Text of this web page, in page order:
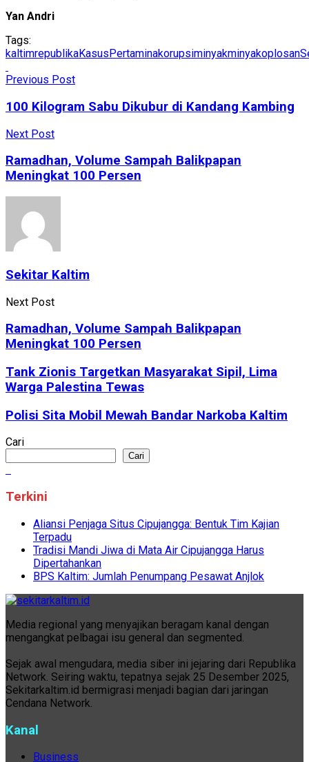
Yan Andri
Tags:
kaltimrepublikaKasusPertaminakorupsiminyakminyakoplosan
Previous Post
100 Kilogram Sabu Dikubur di Kandang Kambing
Next Post
Ramadhan, Volume Sampah Balikpapan
Meningkat 100 Persen
Sekitar Kaltim
Next Post
Ramadhan, Volume Sampah Balikpapan
Meningkat 100 Persen
Tank Zionis Targetkan Masyarakat Sipil, Lima
Warga Palestina Tewas
Polisi Sita Mobil Mewah Bandar Narkoba Kaltim
Cari
Cari
Terkini
Aliansi Penjaga Situs Cipujangga: Bentuk Tim Kajian
Terpadu
Tradisi Mandi Jiwa di Mata Air Cipujangga Harus
Dipertahankan
BPS Kaltim: Jumlah Penumpang Pesawat Anjlok
Media regional yang menyajikan beragam kanal dengan
mengangkat pelbagai isu general dan segmented.
Sejak awal mengudara, media siber ini jejaring dari Republika
Network. Seiring waktu, tepatnya sejak 25 Desember 2025,
Sekitarkaltim.id bermigrasi menjadi bagian dari jaringan
Cendana Network.
Kanal
Business